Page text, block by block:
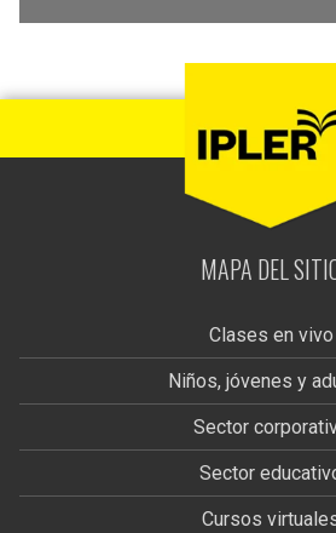
MAPA DEL
Clases en vivo
Niños, jóvenes y
Sector
Sector
Cursos